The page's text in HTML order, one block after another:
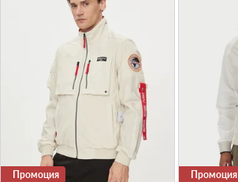
Промоция Промоция